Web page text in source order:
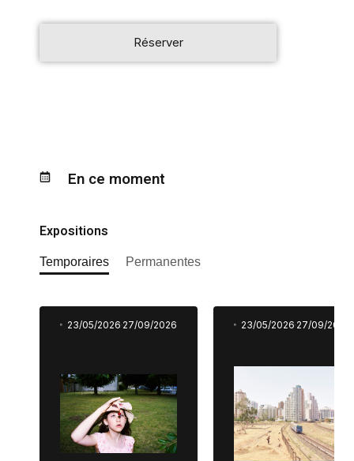
Réserver
En ce moment
Expositions
Temporaires Permanentes
23/05/2026 27/09/2026 23/05/2026 27/09/2026